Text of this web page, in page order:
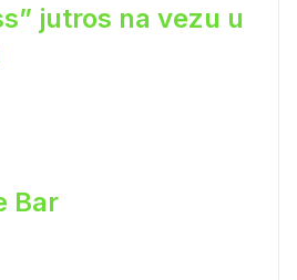
jutros na vezu u
Bar